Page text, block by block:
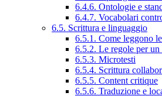
6.4.6. Ontologie e
6.4.7. Vocabolari
6.5. Scrittura e linguaggio
6.5.1. Come leggono
6.5.2. Le regole per
6.5.3. Microtesti
6.5.4. Scrittura
6.5.5. Content critique
6.5.6. Traduzione e